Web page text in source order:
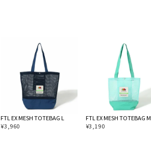
FTL EX MESH TOTEBAG L
¥3,960
FTL EX MESH TOTEBAG M
¥3,190